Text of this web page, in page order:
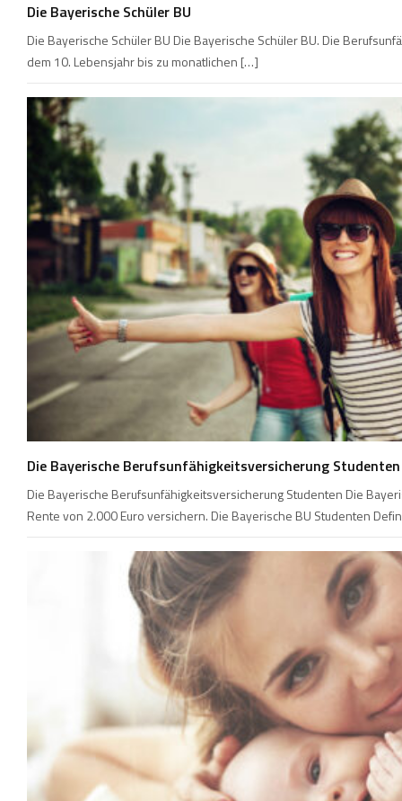
Die Bayerische Schüler BU
Die Bayerische Schüler BU Die Bayerische Schüler BU. Die
dem 10. Lebensjahr bis zu monatlichen […]
Die Bayerische Berufsunfähigkeitsversicherung Studenten
Die Bayerische Berufsunfähigkeitsversicherung Studenten Die
Rente von 2.000 Euro versichern. Die Bayerische BU Studenten